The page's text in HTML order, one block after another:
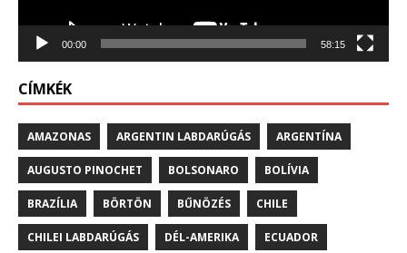
00:00 58:15
CÍMKÉK
AMAZONAS ARGENTIN LABDARÚGÁS ARGENTÍNA
AUGUSTO PINOCHET BOLSONARO BOLÍVIA
BRAZÍLIA BÖRTÖN BŰNÖZÉS CHILE
CHILEI LABDARÚGÁS DÉL-AMERIKA ECUADOR